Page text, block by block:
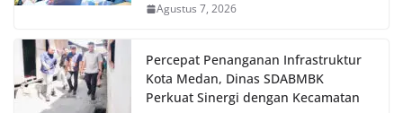
Agustus 7, 2026
Percepat Penanganan Infrastruktur
Kota Medan, Dinas SDABMBK
Perkuat Sinergi dengan Kecamatan